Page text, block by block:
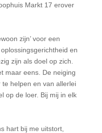
Markt 17 erover
zijn’ voor een
en
zijn als doel op zich.
maar eens. De neiging
helpen en van allerlei
op de loer. Bij mij in elk
hart bij me uitstort,